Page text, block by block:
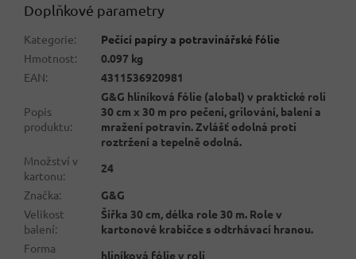
Doplňkové parametry
Kategorie:
Pečící papíry a potravinářské fólie
Hmotnost:
0.097 kg
EAN: 4311536920981
Popis
produktu:
G&G hliníková fólie (alobal) v praktické roli
30 cm x 30 m pro pečení, grilování, balení a
mražení potravin. Zvlášť odolná proti
roztržení a tepelně odolná.
Množství v
kartonu:
24
Značka:
G&G
Velikost
balení:
Šířka 30 cm, délka role 30 m. Role v
kartonové krabičce s odtrhávací hranou.
Forma
hliníková fólie v roli